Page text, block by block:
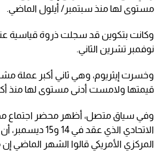
مستوى لها منذ سبتمبر/ أيلول الماضي.
نوفمبر تشرين الثاني.
قيمتها ولامست أدنى مستوى لها منذ
وفي سياق متصل، أظهر محضر اجتماع
الاتحادي الذي عقد في
المركزي الأمريكي قالوا الشهر الماضي